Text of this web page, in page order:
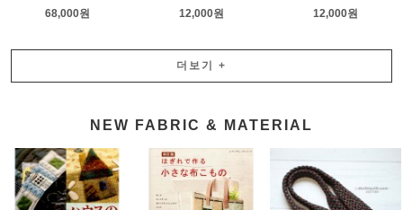
68,000원
12,000원
12,000원
더보기 +
NEW FABRIC & MATERIAL